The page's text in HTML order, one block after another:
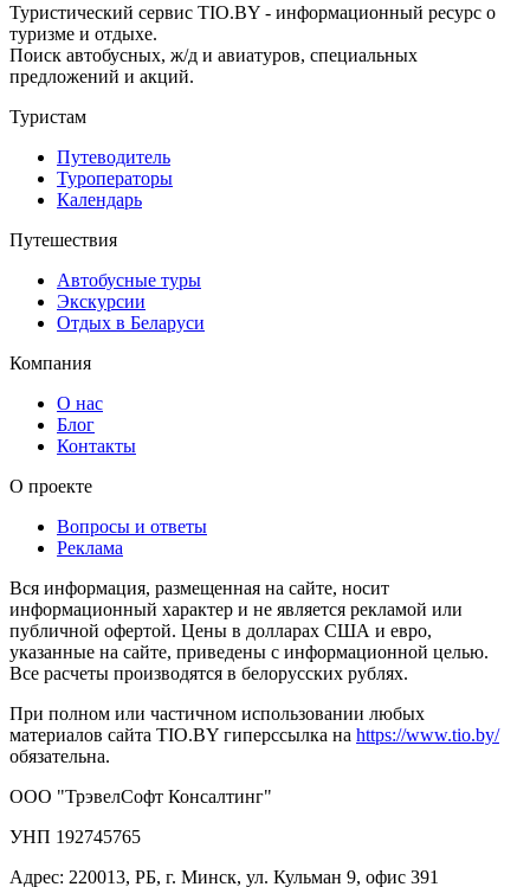
Туристический сервис TIO.BY - информационный ресурс о
туризме и отдыхе.
Поиск автобусных, ж/д и авиатуров, специальных
предложений и акций.
Туристам
Путеводитель
Туроператоры
Календарь
Путешествия
Автобусные туры
Экскурсии
Отдых в Беларуси
Компания
О нас
Блог
Контакты
О проекте
Вопросы и ответы
Реклама
Вся информация, размещенная на сайте, носит
информационный характер и не является рекламой или
публичной офертой. Цены в долларах США и евро,
указанные на сайте, приведены с информационной целью.
Все расчеты производятся в белорусских рублях.
При полном или частичном использовании любых
материалов сайта TIO.BY гиперссылка на https://www.tio.by/
обязательна.
ООО "ТрэвелСофт Консалтинг"
УНП 192745765
Адрес: 220013, РБ, г. Минск, ул. Кульман 9, офис 391